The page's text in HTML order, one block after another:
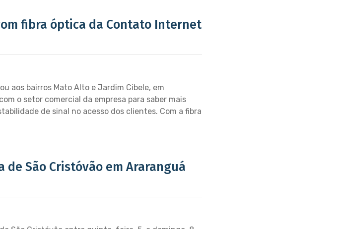
fibra óptica da Contato Internet
aos bairros Mato Alto e Jardim Cibele, em
o setor comercial da empresa para saber mais
de sinal no acesso dos clientes. Com a fibra
São Cristóvão em Araranguá